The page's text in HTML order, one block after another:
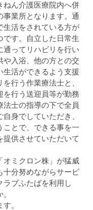
ねん介護医療院内へ併
業所となります。通
生活をされている方が
です。自立した日常生
通ってリハビリを行い
や入浴、他の方との交
生活ができるよう支援
行う作業療法士と、
を行う送迎員等が勤務
法士の指導の下で全員
身でしていただき、
ことで、できる事を一
供させていただいて
オミクロン株」が猛威
十分努めながらサービ
ラブふたばを利用し
。